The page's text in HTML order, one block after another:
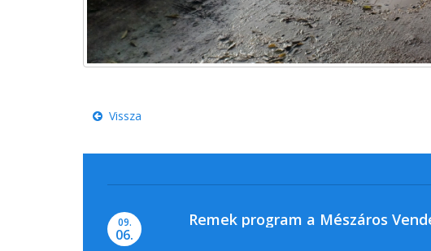
Vissza
09.
06.
Remek program a Mészáros